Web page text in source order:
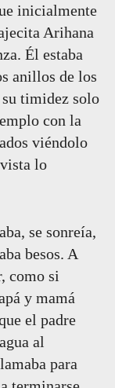
inicialmente
Arihana
Él estaba
anillos de los
timidez solo
con la
viéndolo
lo
se sonreía,
besos. A
como si
y mamá
el padre
al
para